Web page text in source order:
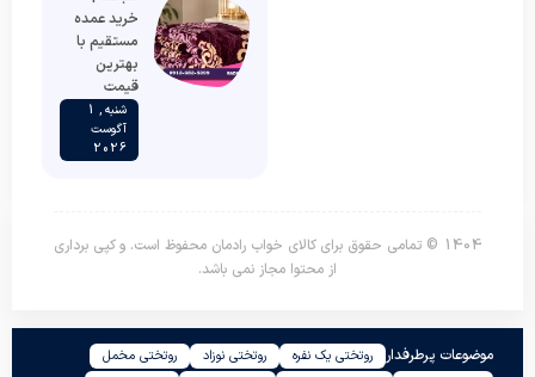
خرید عمده
مستقیم با
بهترین
قیمت
شنبه , 1
آگوست
2026
1404 © تمامی حقوق برای کالای خواب رادمان محفوظ است. و کپی برداری
از محتوا مجاز نمی باشد.
موضوعات پرطرفدار روتختی یک نفره روتختی نوزاد
روتختی مخمل